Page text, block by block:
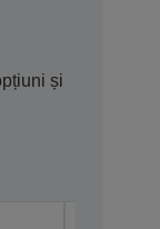
și